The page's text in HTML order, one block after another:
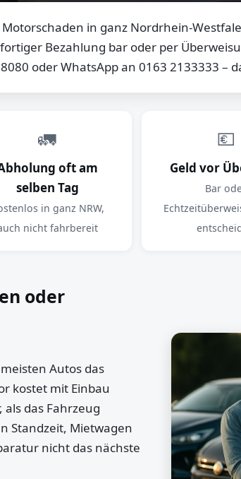
in ganz Nordrhein-
Bezahlung bar oder per
oder WhatsApp an 0163 2133333 –
🚛
oft am
selben Tag
in ganz NRW,
nicht fahrbereit
💶
Geld vor
Bar
oder
Autos das
kostet mit Einbau
als das Fahrzeug
Standzeit, Mietwagen
nicht das nächste